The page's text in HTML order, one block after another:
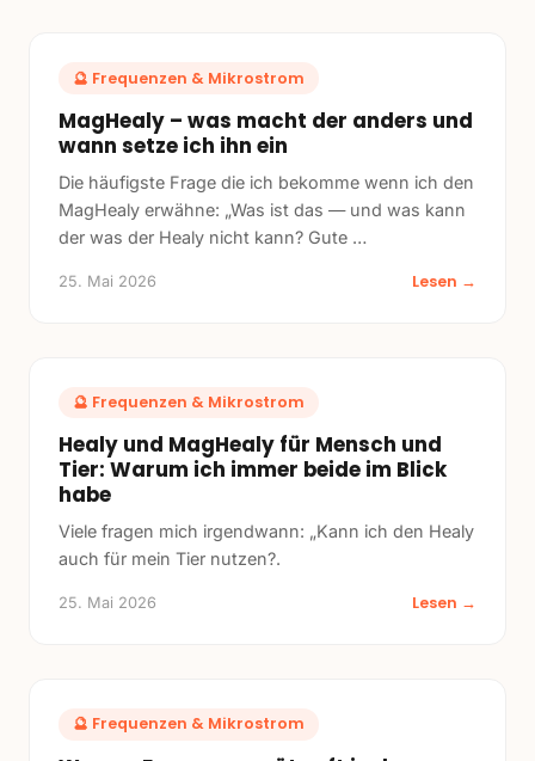
🔮 Frequenzen & Mikrostrom
MagHealy – was macht der anders und
wann setze ich ihn ein
Die häufigste Frage die ich bekomme wenn ich den
MagHealy erwähne: „Was ist das — und was kann
der was der Healy nicht kann? Gute …
25. Mai 2026 Lesen →
🔮 Frequenzen & Mikrostrom
Healy und MagHealy für Mensch und
Tier: Warum ich immer beide im Blick
habe
Viele fragen mich irgendwann: „Kann ich den Healy
auch für mein Tier nutzen?.
25. Mai 2026 Lesen →
🔮 Frequenzen & Mikrostrom